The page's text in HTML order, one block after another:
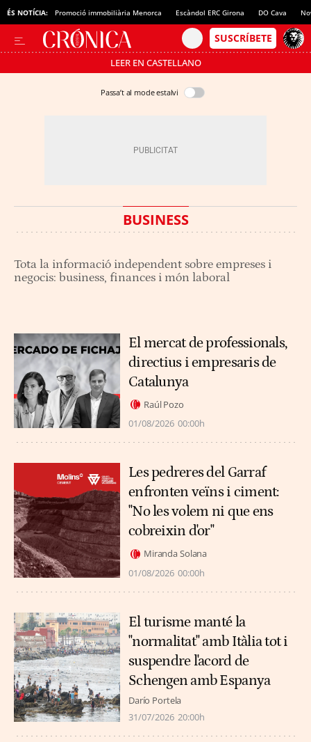
ÉS NOTÍCIA: Promoció immobiliària Menorca Escàndol ERC Girona DO Cava
LEER EN CASTELLANO
Passa’t al mode estalvi
BUSINESS
Tota la informació independent sobre empreses i
negocis: business, finances i món laboral
El mercat de professionals,
directius i empresaris de
Catalunya
Raúl Pozo
01/08/2026 00:00h
Les pedreres del Garraf
enfronten veïns i ciment:
"No les volem ni que ens
cobreixin d'or"
Miranda Solana
01/08/2026 00:00h
El turisme manté la
"normalitat" amb Itàlia tot i
suspendre l'acord de
Schengen amb Espanya
Darío Portela
31/07/2026 20:00h